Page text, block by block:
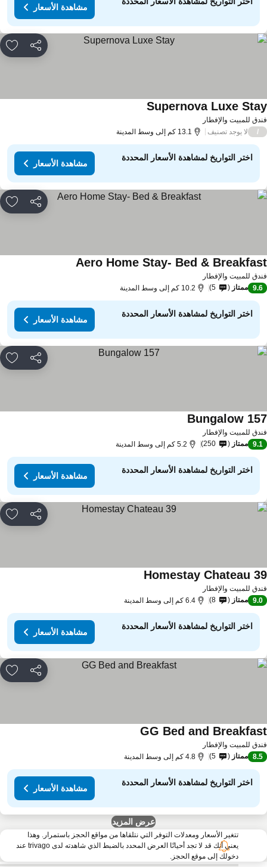
مشاهدة الأسعار
مشاركة
للمبيت والإفطار
Supernova Luxeمشاهدة الأسعار
لا يوجد تصنيف 13.1 كم إلى وسط المدينة
اختر التواريخ لمشاهدة الأسعار المحددة
مشاهدة الأسعار
مشاركة
للمبيت والإفطار
Aero Home Stay- Bed & مشاهدة الأسعار
9.6 ممتاز 5 10.2 كم إلى وسط المدينة
اختر التواريخ لمشاهدة الأسعار المحددة
مشاهدة الأسعار
مشاركة
للمبيت والإفطار
Bungalowمشاهدة الأسعار
9.1 ممتاز 250 5.2 كم إلى وسط المدينة
اختر التواريخ لمشاهدة الأسعار المحددة
مشاهدة الأسعار
مشاركة
للمبيت والإفطار
Homestay Chateauمشاهدة الأسعار
9.0 ممتاز 8 6.4 كم إلى وسط المدينة
اختر التواريخ لمشاهدة الأسعار المحددة
مشاهدة الأسعار
مشاركة
للمبيت والإفطار
GG Bed andمشاهدة الأسعار
8.5 ممتاز 5 4.8 كم إلى وسط المدينة
اختر التواريخ لمشاهدة الأسعار المحددة
مشاهدة الأسعار
عرض المزيد
تتغير الأسعار ومعدلات التوفر التي نتلقاها من مواقع الحجز باستمرار. وهذا
يعني أنك قد لا تجد أحيانًا العرض المحدد بالضبط الذي شاهدته لدى trivago عند
دخولك إلى موقع الحجز.